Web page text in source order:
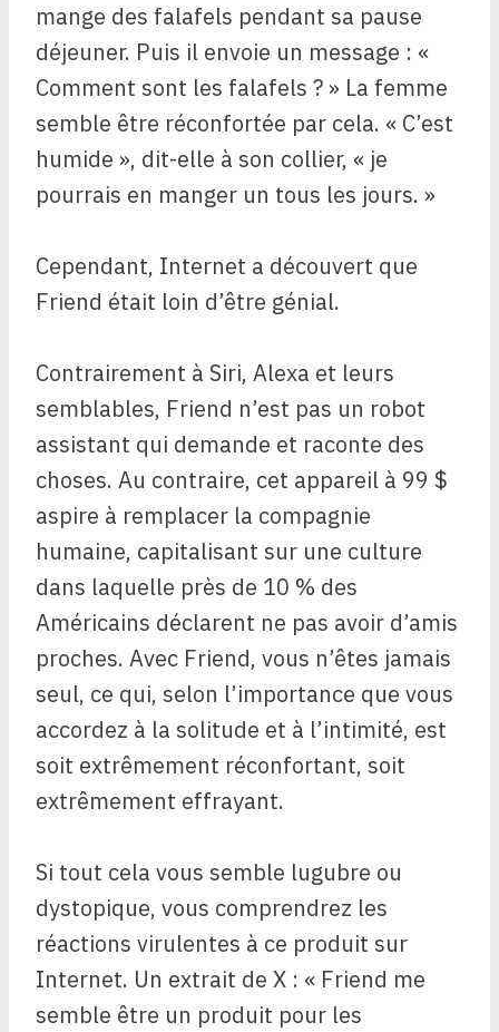
mange des falafels pendant sa pause
déjeuner. Puis il envoie un message : «
Comment sont les falafels ? » La femme
semble être réconfortée par cela. « C’est
humide », dit-elle à son collier, « je
pourrais en manger un tous les jours. »
Cependant, Internet a découvert que
Friend était loin d’être génial.
Contrairement à Siri, Alexa et leurs
semblables, Friend n’est pas un robot
assistant qui demande et raconte des
choses. Au contraire, cet appareil à 99 $
aspire à remplacer la compagnie
humaine, capitalisant sur une culture
dans laquelle près de 10 % des
Américains déclarent ne pas avoir d’amis
proches. Avec Friend, vous n’êtes jamais
seul, ce qui, selon l’importance que vous
accordez à la solitude et à l’intimité, est
soit extrêmement réconfortant, soit
extrêmement effrayant.
Si tout cela vous semble lugubre ou
dystopique, vous comprendrez les
réactions virulentes à ce produit sur
Internet. Un extrait de X : « Friend me
semble être un produit pour les